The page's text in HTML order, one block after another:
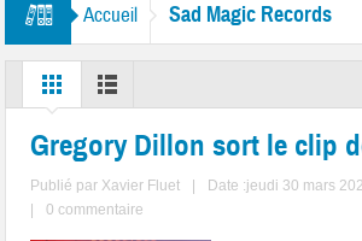
Accueil Sad Magic Records
Gregory Dillon sort le clip
Publié par Xavier Fluet
Date :jeudi 30 mars
0 commentaire